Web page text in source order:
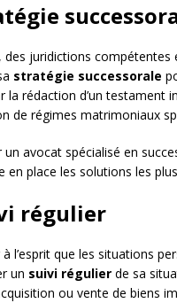
des juridictions
stratégie successorale
la rédaction d’un testament
de régimes matrimoniaux
avocat spécialisé en
en place les solutions les
régulier
l’esprit que les situations
un suivi régulier de sa
ou vente de biens